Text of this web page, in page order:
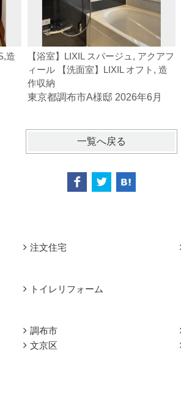
造
【浴室】LIXIL スパージュ, アクアフ
ィール 【洗面室】LIXIL オフト, 造
作収納
東京都調布市A様邸 2026年6月
一覧へ戻る
注文住宅
トイレリフォーム
調布市
文京区